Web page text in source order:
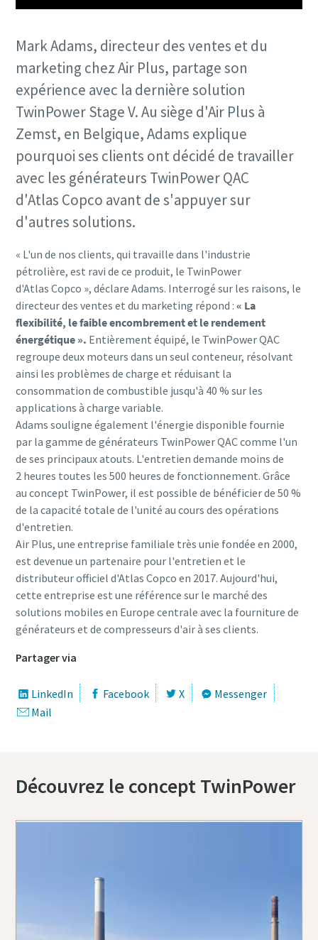
Offre spéciale sur les outils hydrauliques
Découvrez nos packs d'outils hydrauliques et choisissez
celui qui vous convient le mieux.
Détails des packs
Mark Adams, directeur des ventes et du
marketing chez Air Plus, partage son
expérience avec la dernière solution
TwinPower Stage V. Au siège d'Air Plus à
Zemst, en Belgique, Adams explique
pourquoi ses clients ont décidé de travailler
avec les générateurs TwinPower QAC
d'Atlas Copco avant de s'appuyer sur
d'autres solutions.
« L'un de nos clients, qui travaille dans l'industrie
pétrolière, est ravi de ce produit, le TwinPower
d'Atlas Copco », déclare Adams. Interrogé sur les raisons, le
directeur des ventes et du marketing répond : « La
flexibilité, le faible encombrement et le rendement
énergétique ». Entièrement équipé, le TwinPower QAC
regroupe deux moteurs dans un seul conteneur, résolvant
ainsi les problèmes de charge et réduisant la
consommation de combustible jusqu'à 40 % sur les
applications à charge variable.
Adams souligne également l'énergie disponible fournie
par la gamme de générateurs TwinPower QAC comme l'un
de ses principaux atouts. L'entretien demande moins de
2 heures toutes les 500 heures de fonctionnement. Grâce
au concept TwinPower, il est possible de bénéficier de 50 %
de la capacité totale de l'unité au cours des opérations
d'entretien.
Air Plus, une entreprise familiale très unie fondée en 2000,
est devenue un partenaire pour l'entretien et le
distributeur officiel d'Atlas Copco en 2017. Aujourd'hui,
cette entreprise est une référence sur le marché des
solutions mobiles en Europe centrale avec la fourniture de
générateurs et de compresseurs d'air à ses clients.
Partager via
LinkedIn Facebook X
Messenger
Mail
Découvrez le concept TwinPower